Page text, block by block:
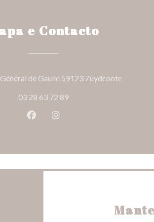
e Contacto
Général de Gaulle 59123 Zuydcoote((abre
03 28 63 72 89
Facebook ((abre numa nova
Instagram ((abre numa